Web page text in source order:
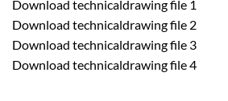
Download technicaldrawing file 1
Download technicaldrawing file 2
Download technicaldrawing file 3
Download technicaldrawing file 4